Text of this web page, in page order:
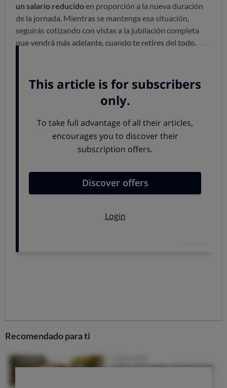
un salario reducidoen proporción a la nueva duración
de la jornada. Mientras se mantenga esa situación,
seguirás cotizando con vistas a la jubilación completa
que vendrá más adelante, cuando te retires del todo.
parte de jornada que tú dejas de hacer. En función de
eso, los requisitos son bastante diferentes:
La fórmula que no incluye trabajador de relevo
está reservada para personas que hayan cumplido la
edad ordinaria de jubilación y tengan al menos 15
relevista se dirige a personas de edades bastante
avanzadas, nunca menores de 60 años, y más años
tiempo parcial que ocupe entre el 75 y el 50% de la
proporcióninversa a la duración de la jornada. Es decir,
Recomendado para ti